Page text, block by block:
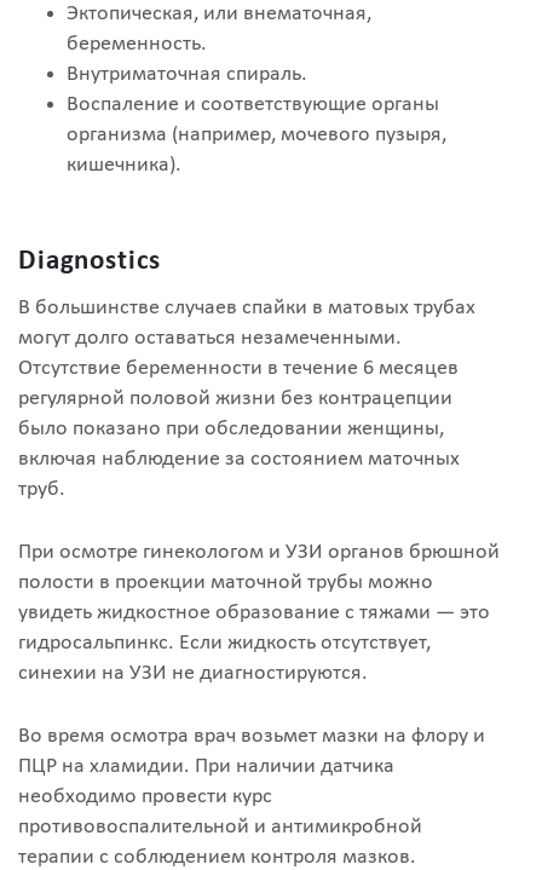
Эктопическая, или внематочная,
беременность.
Внутриматочная спираль.
Воспаление и соответствующие органы
организма (например, мочевого пузыря,
кишечника).
Diagnostics
В большинстве случаев спайки в матовых трубах
могут долго оставаться незамеченными.
Отсутствие беременности в течение 6 месяцев
регулярной половой жизни без контрацепции
было показано при обследовании женщины,
включая наблюдение за состоянием маточных
труб.
При осмотре гинекологом и УЗИ органов брюшной
полости в проекции маточной трубы можно
увидеть жидкостное образование с тяжами — это
гидросальпинкс. Если жидкость отсутствует,
синехии на УЗИ не диагностируются.
Во время осмотра врач возьмет мазки на флору и
ПЦР на хламидии. При наличии датчика
необходимо провести курс
противовоспалительной и антимикробной
терапии с соблюдением контроля мазков.